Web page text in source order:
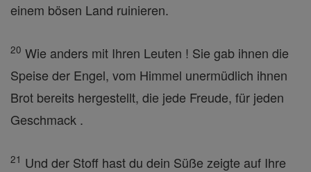
einem bösen Land ruinieren.
20 Wie anders mit Ihren Leuten ! Sie gab ihnen die
Speise der Engel, vom Himmel unermüdlich ihnen
Brot bereits hergestellt, die jede Freude, für jeden
Geschmack .
21 Und der Stoff hast du dein Süße zeigte auf Ihre